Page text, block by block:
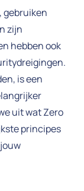
gebruiken
zijn
hebben ook
is een
uit wat Zero
principes